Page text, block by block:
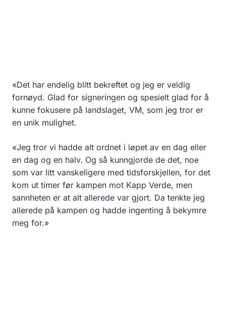
«Det har endelig blitt bekreftet og jeg er veldig
fornøyd. Glad for signeringen og spesielt glad for å
kunne fokusere på landslaget, VM, som jeg tror er
en unik mulighet.
«Jeg tror vi hadde alt ordnet i løpet av en dag eller
en dag og en halv. Og så kunngjorde de det, noe
som var litt vanskeligere med tidsforskjellen, for det
kom ut timer før kampen mot Kapp Verde, men
sannheten er at alt allerede var gjort. Da tenkte jeg
allerede på kampen og hadde ingenting å bekymre
meg for.»